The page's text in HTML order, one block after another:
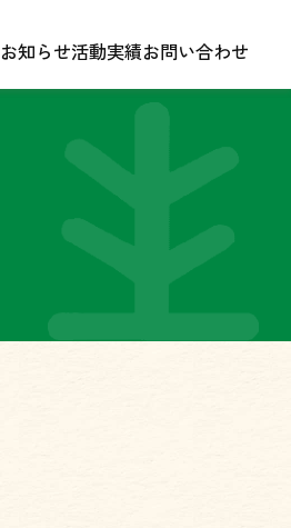
お知らせ活動実績お問い合わせ
お知らせ活動実績お問い合わせ